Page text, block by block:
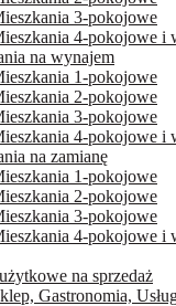
3-pokojowe
4-pokojowe i
na wynajem
1-pokojowe
2-pokojowe
3-pokojowe
4-pokojowe i
na zamianę
1-pokojowe
2-pokojowe
3-pokojowe
4-pokojowe i
na sprzedaż
Gastronomia,